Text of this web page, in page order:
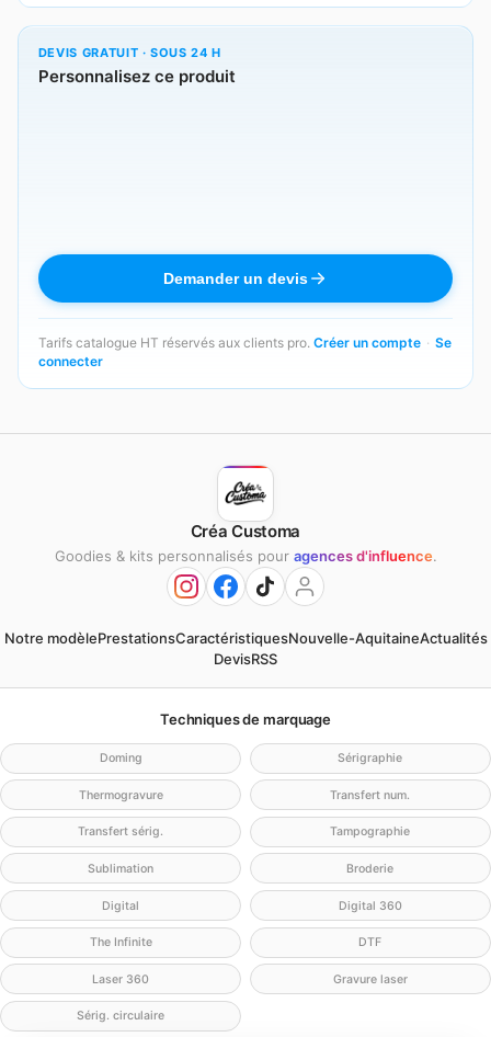
DEVIS GRATUIT · SOUS 24 H
Personnalisez ce produit
Demander un devis
Tarifs catalogue HT réservés aux clients pro. Créer un compte · Se
connecter
Créa Customa
Goodies & kits personnalisés pour agences d'influence.
Notre modèlePrestationsCaractéristiquesNouvelle-AquitaineActualités
DevisRSS
Techniques de marquage
Doming Sérigraphie
Thermogravure Transfert num.
Transfert sérig. Tampographie
Sublimation Broderie
Digital Digital 360
The Infinite DTF
Laser 360 Gravure laser
Sérig. circulaire